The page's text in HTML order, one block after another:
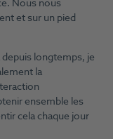
et sur un pied
depuis longtemps, je
la
ensemble les
cela chaque jour